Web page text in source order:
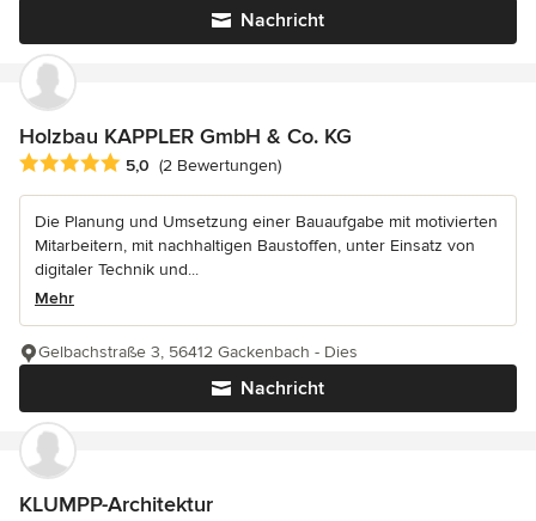
Nachricht
Holzbau KAPPLER GmbH & Co. KG
Durchschnittliche Bewertung: 5 von 5 Sternen
5,0 (2 Bewertungen)
Die Planung und Umsetzung einer Bauaufgabe mit motivierten
Mitarbeitern, mit nachhaltigen Baustoffen, unter Einsatz von
digitaler Technik und...
Mehr
Nachricht
Gelbachstraße 3, 56412 Gackenbach - Dies
KLUMPP-Architektur